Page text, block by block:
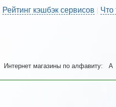
Рейтинг кэшбэк сервисов | Что
Интернет магазины по алфавиту: A